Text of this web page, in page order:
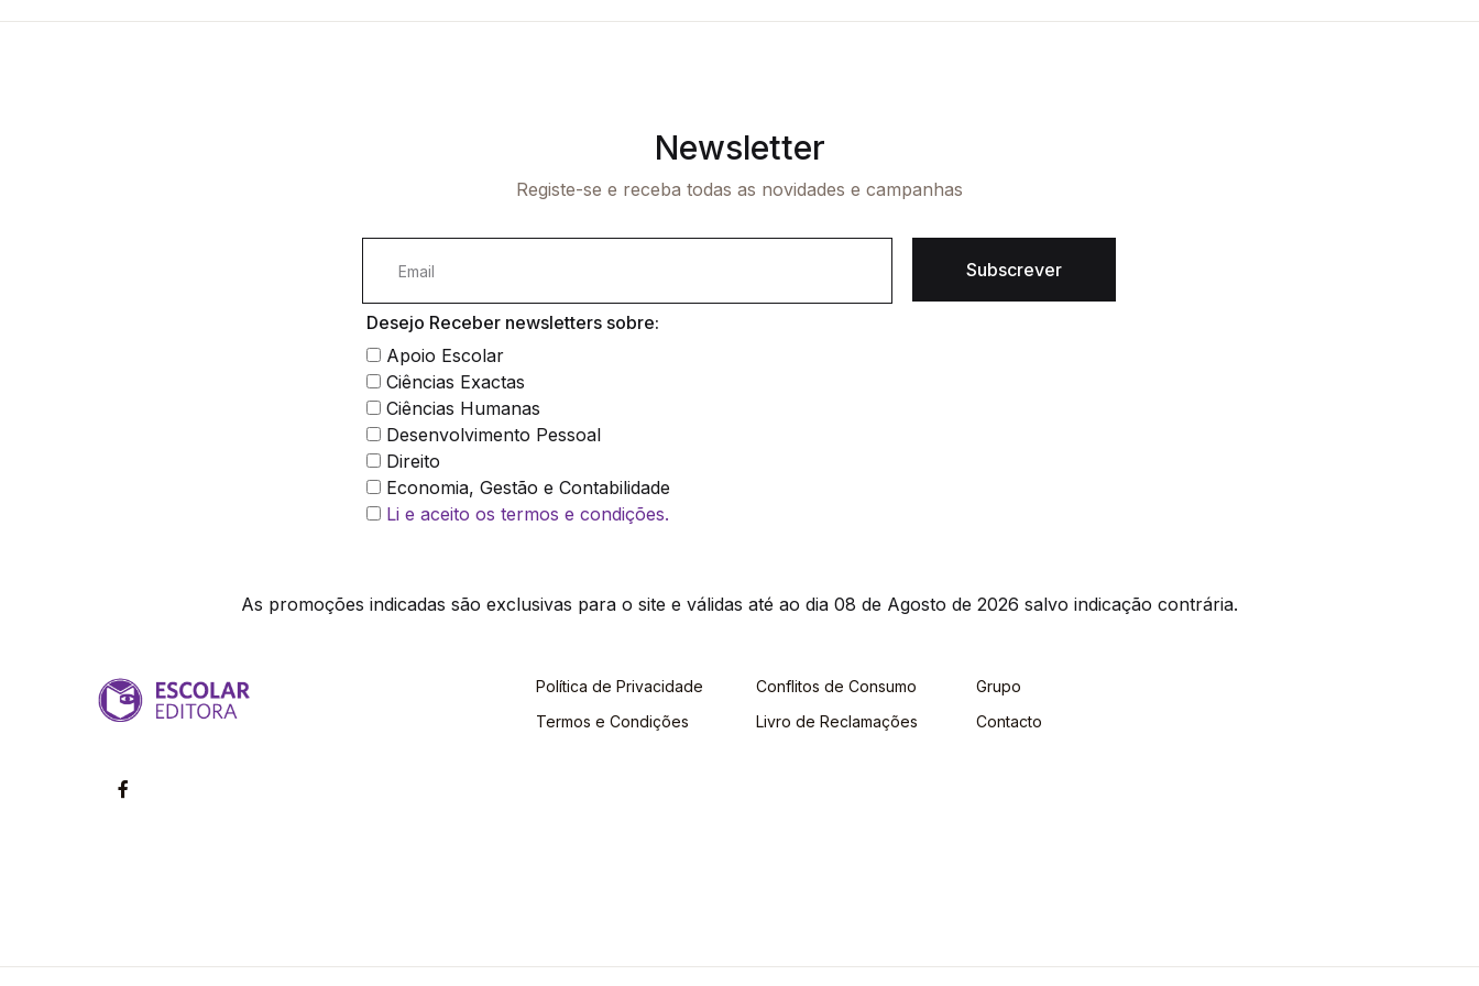
Newsletter
Registe-se e receba todas as novidades e campanhas
Subscrever
Desejo Receber newsletters sobre:
Apoio Escolar
Ciências Exactas
Ciências Humanas
Desenvolvimento Pessoal
Direito
Economia, Gestão e Contabilidade
Li e aceito os termos e condições.
As promoções indicadas são exclusivas para o site e válidas até ao dia 08 de Agosto de 2026 salvo indicação contrária.
Política de Privacidade
Termos e Condições
Conflitos de Consumo
Livro de Reclamações
Grupo
Contacto